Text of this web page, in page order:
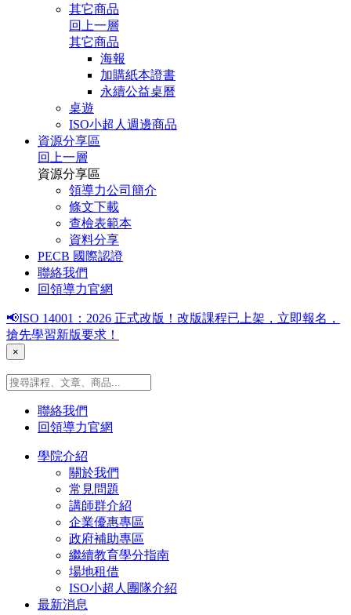
其它商品
回上一層
其它商品
海報
加購紙本證書
永續公益桌曆
桌遊
ISO小超人週邊商品
資源分享區
回上一層
資源分享區
領導力公司簡介
條文下載
查檢表範本
資料分享
PECB 國際認證
聯絡我們
回領導力官網
📢ISO 14001：2026 正式改版！改版課程已上架，立即報名，
搶先學習新版要求！
×
聯絡我們
回領導力官網
學院介紹
關於我們
常見問題
講師群介紹
企業優惠專區
政府補助專區
繼續教育學分指南
場地租借
ISO小超人團隊介紹
最新消息